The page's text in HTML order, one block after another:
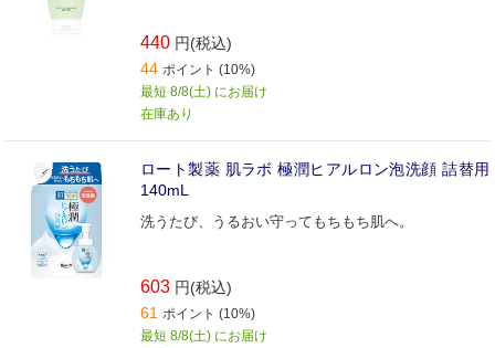
440 円(税込)
44 ポイント (10%)
最短 8/8(土) にお届け
在庫あり
ロート製薬 肌ラボ 極潤ヒアルロン泡洗顔 詰替用
140mL
洗うたび、うるおい守ってもちもち肌へ。
603 円(税込)
61 ポイント (10%)
最短 8/8(土) にお届け